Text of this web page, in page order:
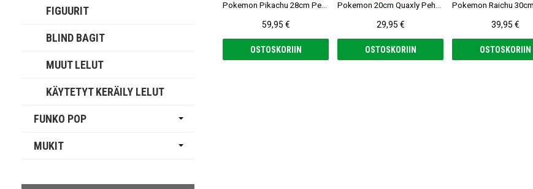
Pokemon Pikachu 28cm Pehmolelu
59,95 €
OSTOSKORIIN
Pokemon 20cm Quaxly Pehmolelu
29,95 €
OSTOSKORIIN
39,95 €
OSTOSKORIIN
FIGUURIT
BLIND BAGIT
MUUT LELUT
KÄYTETYT KERÄILY LELUT
FUNKO POP
MUKIT